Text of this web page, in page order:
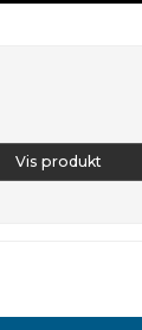
Vis produkt